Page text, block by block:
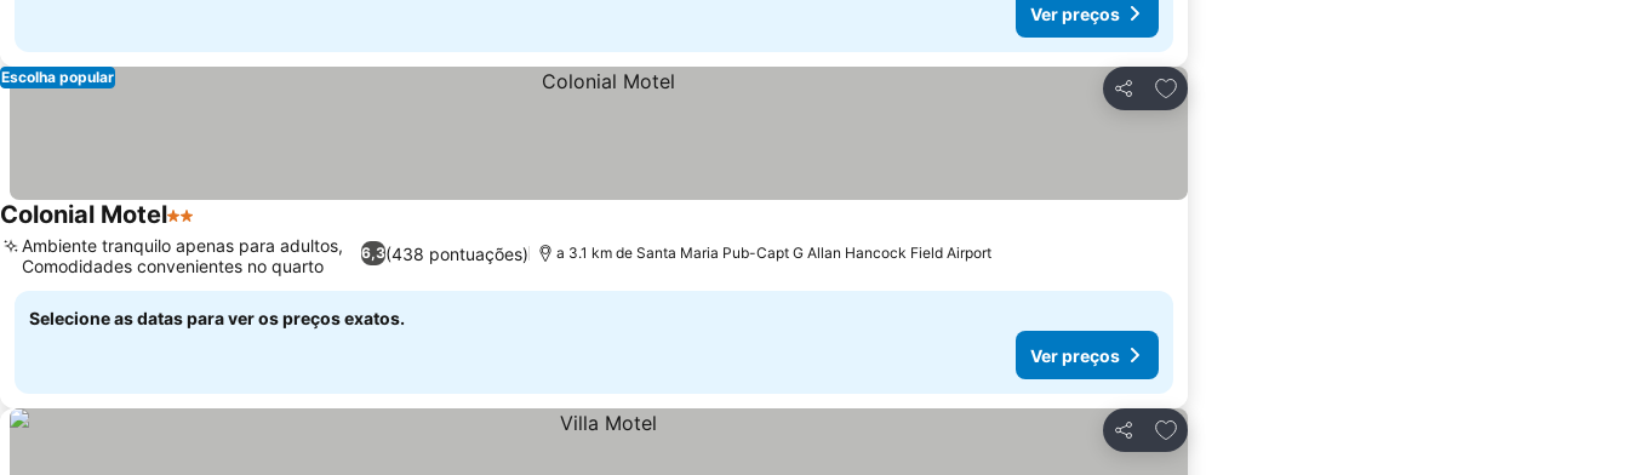
Ver preços
Partilhar
Adicionar aos favoritos
Escolha popular
Colonial Motel2 Estrelas
6,3(438 pontuações)
Ambiente tranquilo apenas para adultos,
Comodidades convenientes no quarto
a 3.1 km de Santa Maria Pub-Capt G Allan Hancock Field Airport
Selecione as datas para ver os preços exatos.
Ver preços
Partilhar
Adicionar aos favoritos